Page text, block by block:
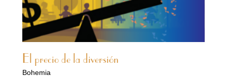
El precio de la diversión
Bohemia